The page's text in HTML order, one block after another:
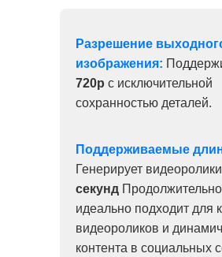
Разрешение
изображения:
720p с исключительной
сохранностью деталей.
Поддерживаемые
Генерирует
секунд
идеально подходит для
видеороликов и
контента в социальных